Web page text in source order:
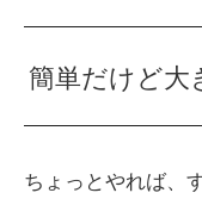
簡単だけど大
ちょっとやれば、